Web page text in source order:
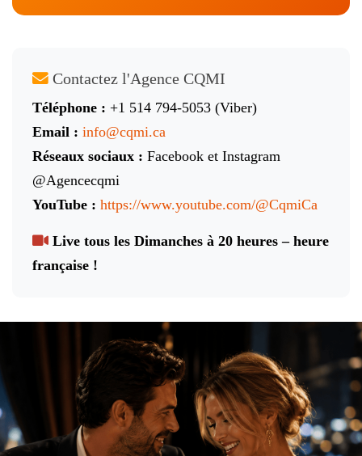
Contactez l'Agence CQMI
Téléphone : +1 514 794-5053 (Viber)
Email : info@cqmi.ca
Réseaux sociaux : Facebook et Instagram
@Agencecqmi
YouTube : https://www.youtube.com/@CqmiCa
Live tous les Dimanches à 20 heures – heure
française !